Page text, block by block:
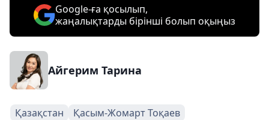
Google-ға қосылып,
жаңалықтарды бірінші болып оқыңыз
Айгерим Тарина
Қазақстан Қасым-Жомарт Тоқаев